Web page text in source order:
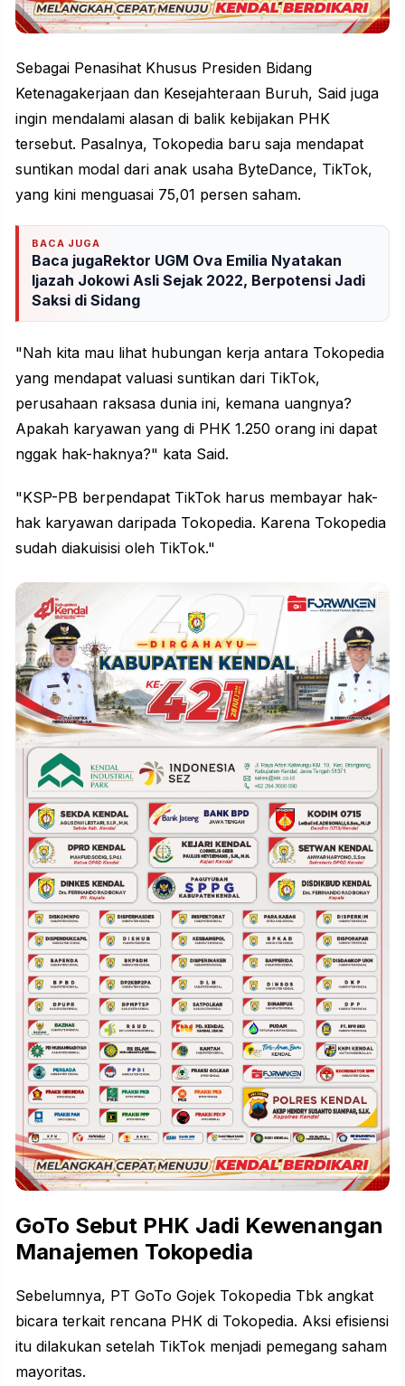
Sebagai Penasihat Khusus Presiden Bidang
Ketenagakerjaan dan Kesejahteraan Buruh, Said juga
ingin mendalami alasan di balik kebijakan PHK
tersebut. Pasalnya, Tokopedia baru saja mendapat
suntikan modal dari anak usaha ByteDance, TikTok,
yang kini menguasai 75,01 persen saham.
BACA JUGA
Baca jugaRektor UGM Ova Emilia Nyatakan
Ijazah Jokowi Asli Sejak 2022, Berpotensi Jadi
Saksi di Sidang
"Nah kita mau lihat hubungan kerja antara Tokopedia
yang mendapat valuasi suntikan dari TikTok,
perusahaan raksasa dunia ini, kemana uangnya?
Apakah karyawan yang di PHK 1.250 orang ini dapat
nggak hak-haknya?" kata Said.
"KSP-PB berpendapat TikTok harus membayar hak-
hak karyawan daripada Tokopedia. Karena Tokopedia
sudah diakuisisi oleh TikTok."
GoTo Sebut PHK Jadi Kewenangan
Manajemen Tokopedia
Sebelumnya, PT GoTo Gojek Tokopedia Tbk angkat
bicara terkait rencana PHK di Tokopedia. Aksi efisiensi
itu dilakukan setelah TikTok menjadi pemegang saham
mayoritas.